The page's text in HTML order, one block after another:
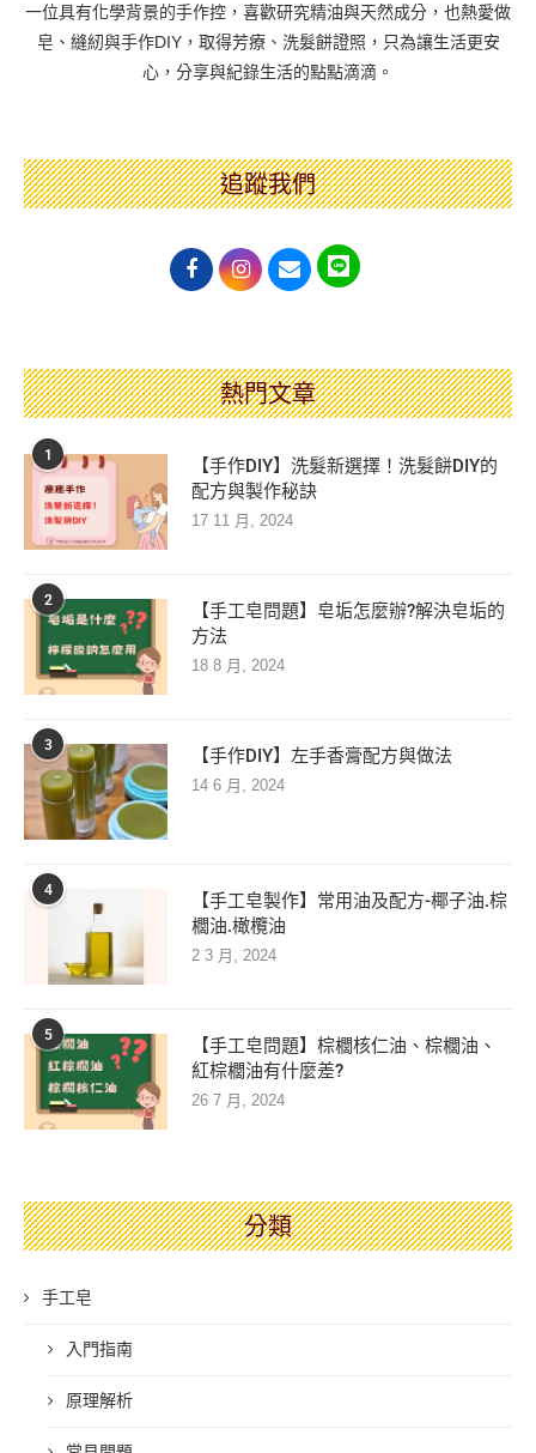
一位具有化學背景的手作控，喜歡研究精油與天然成分，也熱愛做
皂、縫紉與手作DIY，取得芳療、洗髮餅證照，只為讓生活更安
心，分享與紀錄生活的點點滴滴。
追蹤我們
熱門文章
1
【手作DIY】洗髮新選擇！洗髮餅DIY的
配方與製作秘訣
17 11 月, 2024
2
【手工皂問題】皂垢怎麼辦?解決皂垢的
方法
18 8 月, 2024
3 【手作DIY】左手香膏配方與做法
14 6 月, 2024
4
【手工皂製作】常用油及配方-椰子油.棕
櫚油.橄欖油
2 3 月, 2024
5
【手工皂問題】棕櫚核仁油、棕櫚油、
紅棕櫚油有什麼差?
26 7 月, 2024
分類
手工皂
入門指南
原理解析